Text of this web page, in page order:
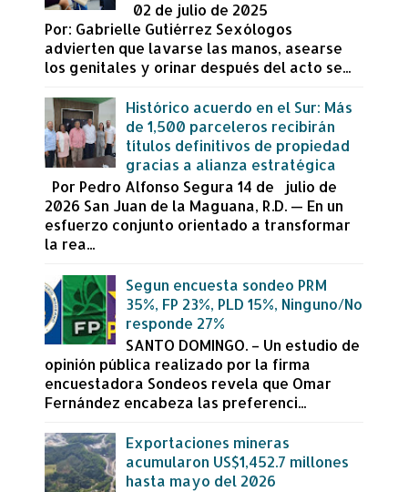
02 de julio de 2025
Por: Gabrielle Gutiérrez Sexólogos
advierten que lavarse las manos, asearse
los genitales y orinar después del acto se...
Histórico acuerdo en el Sur: Más
de 1,500 parceleros recibirán
títulos definitivos de propiedad
gracias a alianza estratégica
Por Pedro Alfonso Segura 14 de julio de
2026 San Juan de la Maguana, R.D. — En un
esfuerzo conjunto orientado a transformar
la rea...
Segun encuesta sondeo PRM
35%, FP 23%, PLD 15%, Ninguno/No
responde 27%
SANTO DOMINGO. – Un estudio de
opinión pública realizado por la firma
encuestadora Sondeos revela que Omar
Fernández encabeza las preferenci...
Exportaciones mineras
acumularon US$1,452.7 millones
hasta mayo del 2026